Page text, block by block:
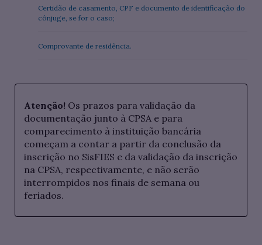
Certidão de casamento, CPF e documento de identificação do
cônjuge, se for o caso;
Comprovante de residência.
Atenção! Os prazos para validação da
documentação junto à CPSA e para
comparecimento à instituição bancária
começam a contar a partir da conclusão da
inscrição no SisFIES e da validação da inscrição
na CPSA, respectivamente, e não serão
interrompidos nos finais de semana ou
feriados.